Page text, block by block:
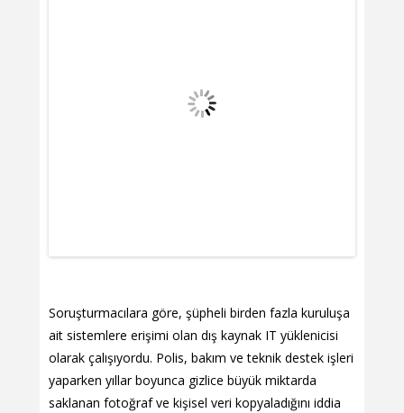
Soruşturmacılara göre, şüpheli birden fazla kuruluşa
ait sistemlere erişimi olan dış kaynak IT yüklenicisi
olarak çalışıyordu. Polis, bakım ve teknik destek işleri
yaparken yıllar boyunca gizlice büyük miktarda
saklanan fotoğraf ve kişisel veri kopyaladığını iddia